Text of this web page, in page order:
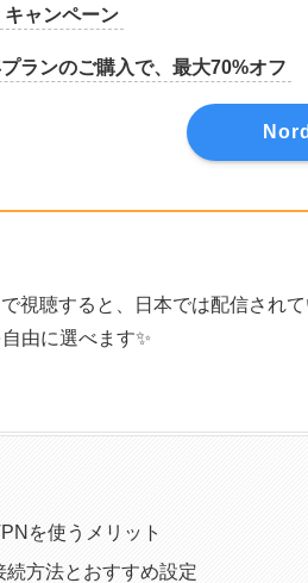
ャンペーン
ランのご購入で、最大70%オフ
視聴すると、日本では配信され
由に選べます✨
を使うメリット
続方法とおすすめ設定